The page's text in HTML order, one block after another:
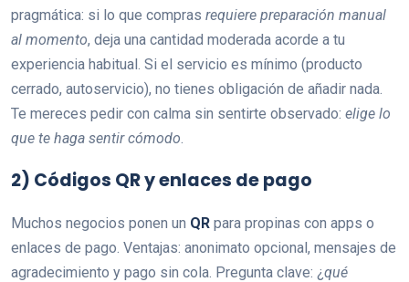
pragmática: si lo que compras requiere preparación manual
al momento, deja una cantidad moderada acorde a tu
experiencia habitual. Si el servicio es mínimo (producto
cerrado, autoservicio), no tienes obligación de añadir nada.
Te mereces pedir con calma sin sentirte observado: elige lo
que te haga sentir cómodo.
2) Códigos QR y enlaces de pago
Muchos negocios ponen un QR para propinas con apps o
enlaces de pago. Ventajas: anonimato opcional, mensajes de
agradecimiento y pago sin cola. Pregunta clave: ¿qué